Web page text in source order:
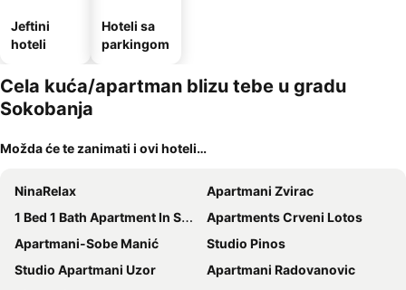
Jeftini
hoteli
Hoteli sa
parkingom
Cela kuća/apartman blizu tebe u gradu
Sokobanja
Možda će te zanimati i ovi hoteli…
NinaRelax
Apartmani Zvirac
1 Bed 1 Bath Apartment In Sokobanja
Apartments Crveni Lotos
Apartmani-Sobe Manić
Studio Pinos
Studio Apartmani Uzor
Apartmani Radovanovic